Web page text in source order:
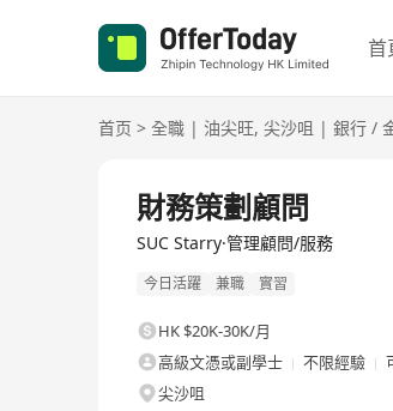
首
首页 > 全職 | 油尖旺, 尖沙咀 | 銀行 /
財務策劃顧問
SUC Starry·管理顧問/服務
今日活躍 兼職 實習
HK $20K-30K/月
高級文憑或副學士
不限經驗
尖沙咀